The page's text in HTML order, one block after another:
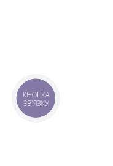
КНОПКА
ЗВ'ЯЗКУ